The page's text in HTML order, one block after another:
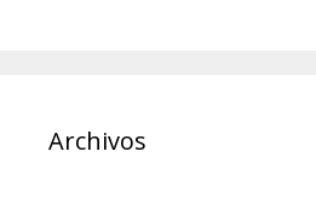
Archivos